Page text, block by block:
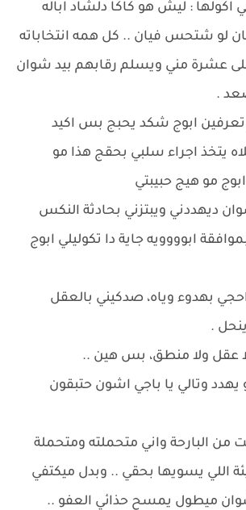
: ليش هو كاكا دلشاد اباله
لو شتحس فيان .. كل همه انتخاباته
عشرة مني ويسلم رقابهم بيد شوان
.
ابوج شكد يحبج بس اكيد
يتخذ اجراء سلبي بحقج هذا مو
مو هيج حبيبتي
ديهددني ويبتزني بحادثة النكس
ابوووويه جاية دا تكوليلي ابوج
بهدوء وياه، صدكيني بالعقل
.
لا عقل ولا منطق، بس هين ..
وتالي يا باجي اشون حتبقون
من البارحة واني متحملته ومتحملة
اللي يسويها بحقي .. وبدل ميكتفي
ميطول يمسح حذائي العفو ..